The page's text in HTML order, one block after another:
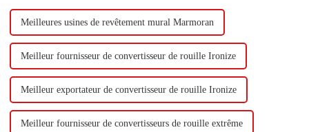
Meilleures usines de revêtement mural Marmoran
Meilleur fournisseur de convertisseur de rouille Ironize
Meilleur exportateur de convertisseur de rouille Ironize
Meilleur fournisseur de convertisseurs de rouille extrême